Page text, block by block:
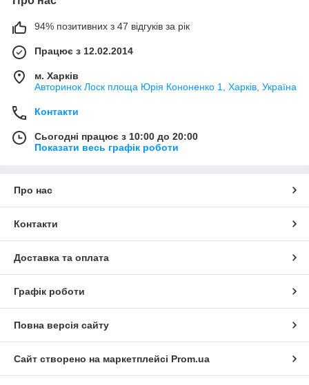
94% позитивних з 47 відгуків за рік
Працює з 12.02.2014
м. Харків
Авторинок Лоск площа Юрія Кононенко 1, Харків, Україна
Контакти
Сьогодні працює з 10:00 до 20:00
Показати весь графік роботи
Про нас
Контакти
Доставка та оплата
Графік роботи
Повна версія сайту
Сайт створено на маркетплейсі Prom.ua